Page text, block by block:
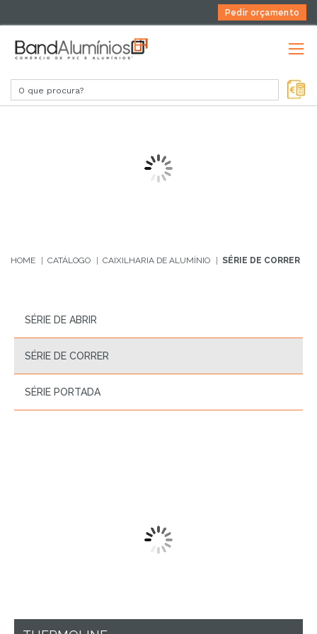
Pedir orçamento
SÉRIE DE CORRER
HOME CATÁLOGO CAIXILHARIA DE ALUMÍNIO SÉRIE DE CORRER
SÉRIE DE ABRIR
SÉRIE DE CORRER
SÉRIE PORTADA